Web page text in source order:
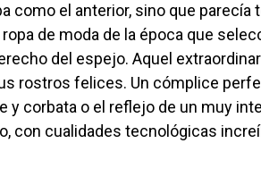
como el anterior, sino que parecía
de moda de la época que
del espejo. Aquel
rostros felices. Un cómplice
y corbata o el reflejo de un muy
con cualidades tecnológicas